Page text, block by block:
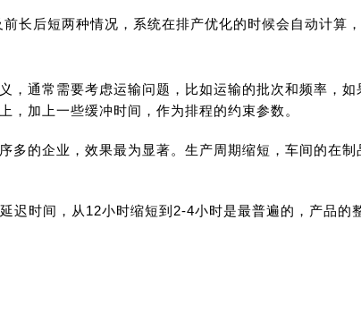
长后短两种情况，系统在排产优化的时候会自动计算
，通常需要考虑运输问题，比如运输的批次和频率，
，加上一些缓冲时间，作为排程的约束参数。
多的企业，效果最为显著。生产周期缩短，车间的在制
迟时间，从12小时缩短到2-4小时是最普遍的，产品的